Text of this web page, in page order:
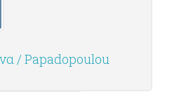
/ Papadopoulou